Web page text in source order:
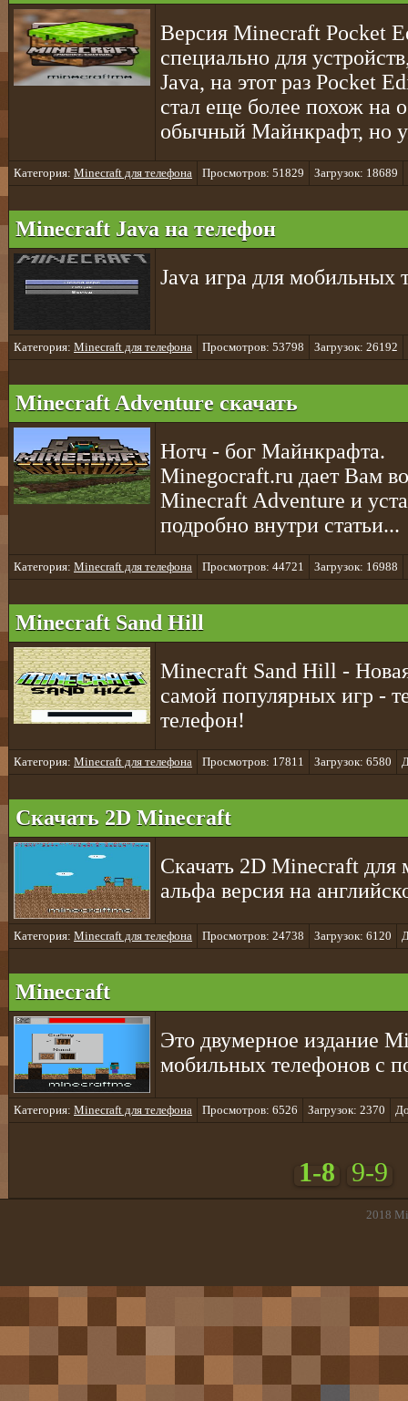
Версия Minecraft Pocket
специально для
Java, на этот раз Pocket
стал еще более похож
обычный Майнкрафт, но
Категория: Minecraft для телефона Просмотров: 51829 Загрузок: 18689
Minecraft Java на телефон
Java игра для мобильных
Категория: Minecraft для телефона Просмотров: 53798 Загрузок: 26192
Minecraft Adventure скачать
Нотч - бог Майнкрафта.
Minegocraft.ru дает Вам
Minecraft Adventure и
подробно внутри статьи...
Категория: Minecraft для телефона Просмотров: 44721 Загрузок: 16988
Minecraft Sand Hill
Minecraft Sand Hill -
самой популярных игр -
телефон!
Категория: Minecraft для телефона Просмотров: 17811 Загрузок: 6580
Скачать 2D Minecraft
Скачать 2D Minecraft для
альфа версия на
Категория: Minecraft для телефона Просмотров: 24738 Загрузок: 6120
Minecraft
Это двумерное издание
мобильных телефонов с
Категория: Minecraft для телефона Просмотров: 6526 Загрузок: 2370
1-8 9-9
2018